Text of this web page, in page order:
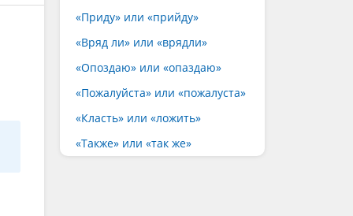
«Приду» или «прийду»
«Вряд ли» или «врядли»
«Опоздаю» или «опаздаю»
«Пожалуйста» или «пожалуста»
«Класть» или «ложить»
«Также» или «так же»